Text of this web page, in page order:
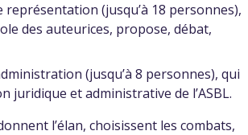
représentation (jusqu’à 18 personnes),
des auteurices, propose, débat,
(jusqu’à 8 personnes), qui
juridique et administrative de l’ASBL.
l’élan, choisissent les combats,